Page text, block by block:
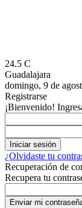
24.5 C
Guadalajara
domingo, 9 de
Registrarse
¡Bienvenido!
¿Olvidaste tu
Recuperación de
Recupera tu